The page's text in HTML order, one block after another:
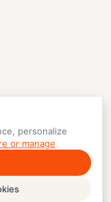
personalize
or manage